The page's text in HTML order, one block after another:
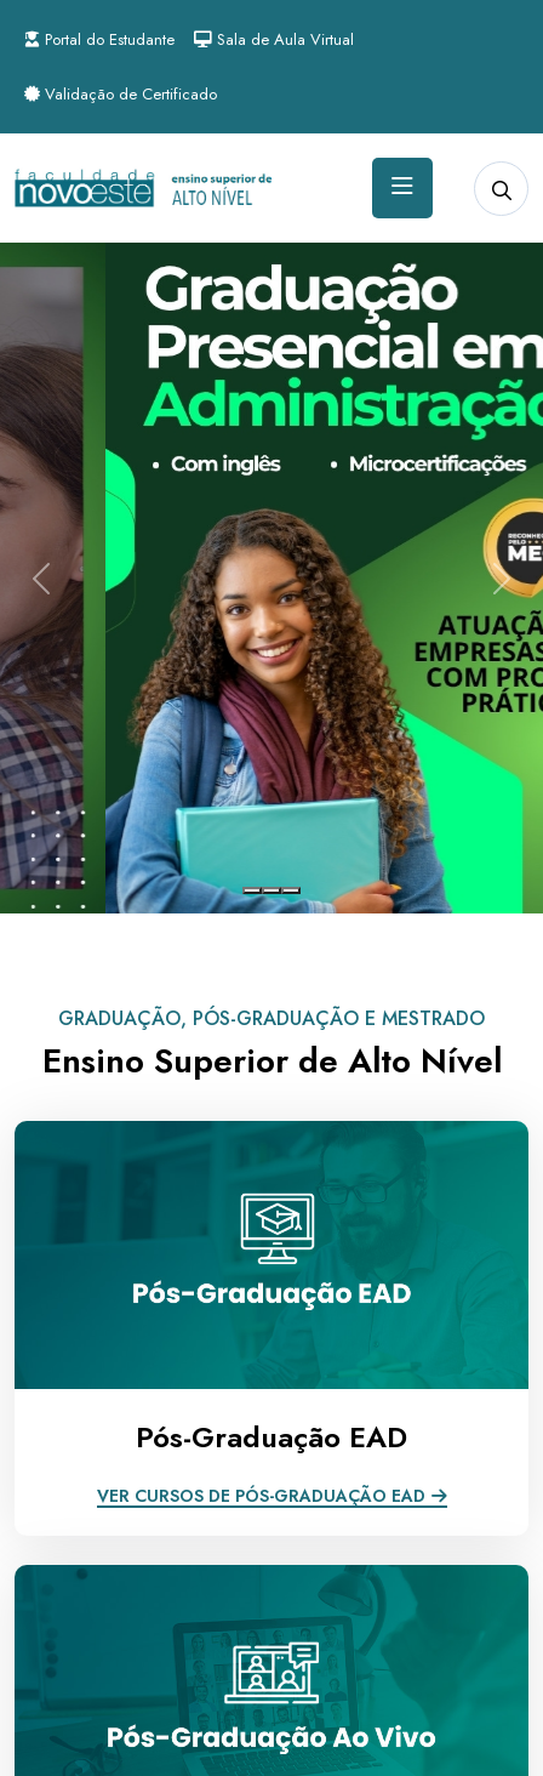
Portal do Estudante Sala de Aula Virtual
Validação de Certificado
Previous Next
GRADUAÇÃO, PÓS-GRADUAÇÃO E MESTRADO
Ensino Superior de Alto Nível
Pós-Graduação EAD
VER CURSOS DE PÓS-GRADUAÇÃO EAD